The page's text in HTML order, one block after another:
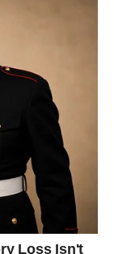
ovog petka.
promeniti
trenuci.
koja će im